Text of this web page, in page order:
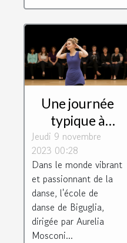
Une journée
typique à
l'école de
danse de
Biguglia dirigée
par Aurelia
Mosconi
Jeudi 9 novembre
2023 00:28
Dans le monde vibrant
et passionnant de la
danse, l'école de
danse de Biguglia,
dirigée par Aurelia
Mosconi...